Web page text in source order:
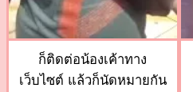
ก็ติดต่อน้องเค้าทาง
เว็บไซต์ แล้วก็นัดหมายกัน